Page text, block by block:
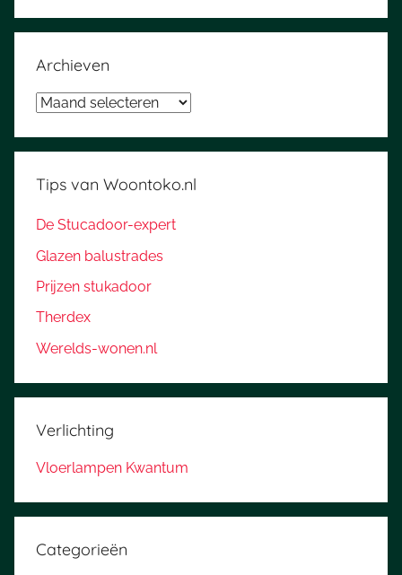
Archieven
Archieven
Tips van Woontoko.nl
De Stucadoor-expert
Glazen balustrades
Prijzen stukadoor
Therdex
Werelds-wonen.nl
Verlichting
Vloerlampen Kwantum
Categorieën